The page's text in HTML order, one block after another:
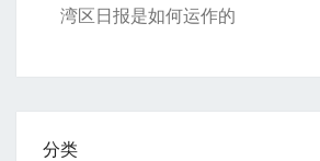
湾区日报是如何运作的
分类